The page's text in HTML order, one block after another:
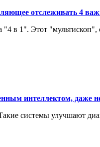
отслеживать 4
в 1". Этот
интеллектом, даже
системы улучшают